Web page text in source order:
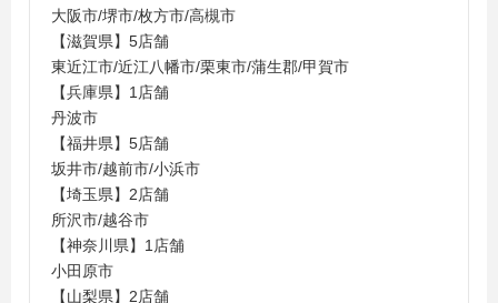
大阪市/堺市/枚方市/高槻市
【滋賀県】5店舗
東近江市/近江八幡市/栗東市/蒲生郡/甲賀市
【兵庫県】1店舗
丹波市
【福井県】5店舗
坂井市/越前市/小浜市
【埼玉県】2店舗
所沢市/越谷市
【神奈川県】1店舗
小田原市
【山梨県】2店舗